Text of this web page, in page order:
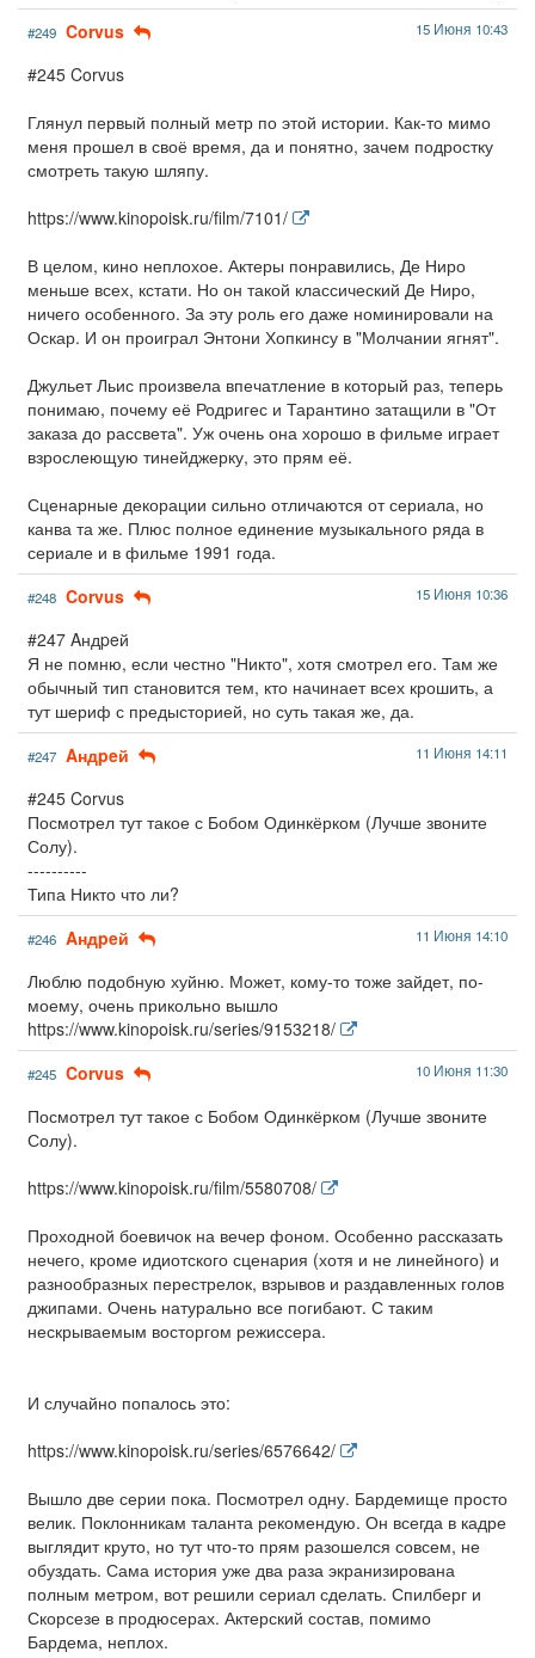
#249 Corvus 15 Июня 10:43
#245 Corvus
Глянул первый полный метр по этой истории. Как-то мимо
меня прошел в своё время, да и понятно, зачем подростку
смотреть такую шляпу.
https://www.kinopoisk.ru/film/7101/
В целом, кино неплохое. Актеры понравились, Де Ниро
меньше всех, кстати. Но он такой классический Де Ниро,
ничего особенного. За эту роль его даже номинировали на
Оскар. И он проиграл Энтони Хопкинсу в "Молчании ягнят".
Джульет Льис произвела впечатление в который раз, теперь
понимаю, почему её Родригес и Тарантино затащили в "От
заказа до рассвета". Уж очень она хорошо в фильме играет
взрослеющую тинейджерку, это прям её.
Сценарные декорации сильно отличаются от сериала, но
канва та же. Плюс полное единение музыкального ряда в
сериале и в фильме 1991 года.
#248 Corvus 15 Июня 10:36
#247 Aндpeй
Я не помню, если честно "Никто", хотя смотрел его. Там же
обычный тип становится тем, кто начинает всех крошить, а
тут шериф с предысторией, но суть такая же, да.
#247 Aндpeй 11 Июня 14:11
#245 Corvus
Посмотрел тут такое с Бобом Одинкёрком (Лучше звоните
Солу).
----------
Типа Никто что ли?
#246 Aндpeй 11 Июня 14:10
Люблю подобную хуйню. Может, кому-то тоже зайдет, по-
моему, очень прикольно вышло
https://www.kinopoisk.ru/series/9153218/
#245 Corvus 10 Июня 11:30
Посмотрел тут такое с Бобом Одинкёрком (Лучше звоните
Солу).
https://www.kinopoisk.ru/film/5580708/
Проходной боевичок на вечер фоном. Особенно рассказать
нечего, кроме идиотского сценария (хотя и не линейного) и
разнообразных перестрелок, взрывов и раздавленных голов
джипами. Очень натурально все погибают. С таким
нескрываемым восторгом режиссера.
И случайно попалось это:
https://www.kinopoisk.ru/series/6576642/
Вышло две серии пока. Посмотрел одну. Бардемище просто
велик. Поклонникам таланта рекомендую. Он всегда в кадре
выглядит круто, но тут что-то прям разошелся совсем, не
обуздать. Сама история уже два раза экранизирована
полным метром, вот решили сериал сделать. Спилберг и
Скорсезе в продюсерах. Актерский состав, помимо
Бардема, неплох.